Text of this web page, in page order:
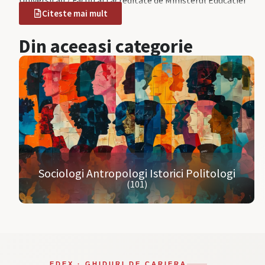
Citeste mai mult
Din aceeasi categorie
Sociologi Antropologi Istorici Politologi
(101)